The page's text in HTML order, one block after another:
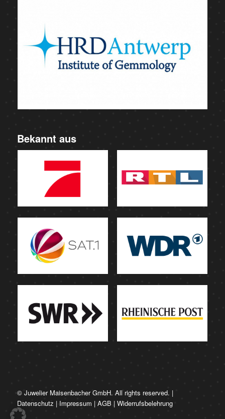
Bekannt aus
© Juwelier Maisenbacher GmbH. All rights reserved. |
Datenschutz | Impressum | AGB | Widerrufsbelehrung